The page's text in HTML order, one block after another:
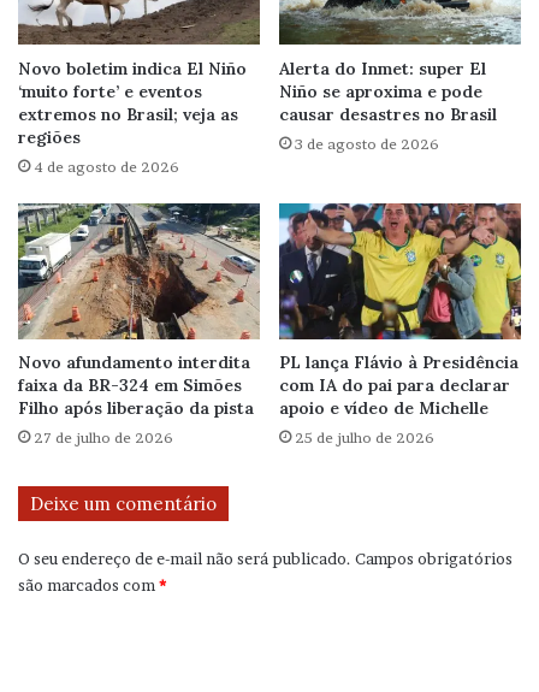
Novo boletim indica El Niño
‘muito forte’ e eventos
extremos no Brasil; veja as
regiões
4 de agosto de 2026
Alerta do Inmet: super El
Niño se aproxima e pode
causar desastres no Brasil
3 de agosto de 2026
Novo afundamento interdita
faixa da BR-324 em Simões
Filho após liberação da pista
27 de julho de 2026
PL lança Flávio à Presidência
com IA do pai para declarar
apoio e vídeo de Michelle
25 de julho de 2026
Deixe um comentário
O seu endereço de e-mail não será publicado. Campos obrigatórios
são marcados com*